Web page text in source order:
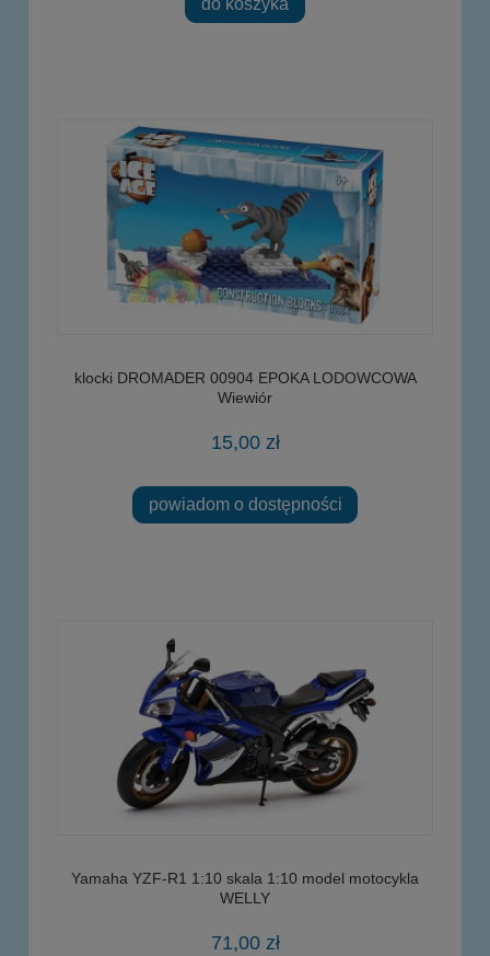
klocki DROMADER 00904 EPOKA LODOWCOWA
Wiewiór
15,00 zł
powiadom o dostępności
Yamaha YZF-R1 1:10 skala 1:10 model motocykla
WELLY
71,00 zł